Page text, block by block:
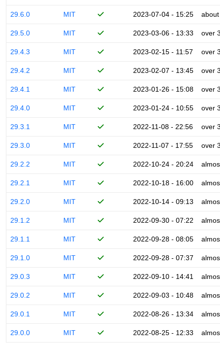
29.6.0 MIT 2023-07-04 - 15:25
29.5.0 MIT 2023-03-06 - 13:33 over
29.4.3 MIT 2023-02-15 - 11:57 over
29.4.2 MIT 2023-02-07 - 13:45 over
29.4.1 MIT 2023-01-26 - 15:08 over
29.4.0 MIT 2023-01-24 - 10:55 over
29.3.1 MIT 2022-11-08 - 22:56 over
29.3.0 MIT 2022-11-07 - 17:55 over
29.2.2 MIT 2022-10-24 - 20:24
29.2.1 MIT 2022-10-18 - 16:00
29.2.0 MIT 2022-10-14 - 09:13
29.1.2 MIT 2022-09-30 - 07:22
29.1.1 MIT 2022-09-28 - 08:05
29.1.0 MIT 2022-09-28 - 07:37
29.0.3 MIT 2022-09-10 - 14:41
29.0.2 MIT 2022-09-03 - 10:48
29.0.1 MIT 2022-08-26 - 13:34
29.0.0 MIT 2022-08-25 - 12:33